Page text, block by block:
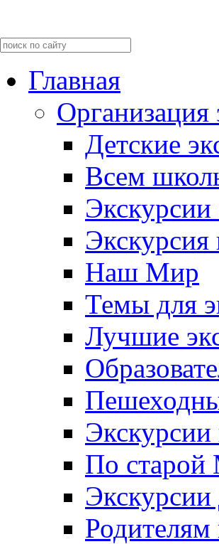
Главная
Организация
Детские
Всем
Экскурсии
Наш Мир
Темы для
Лучшие
По старой